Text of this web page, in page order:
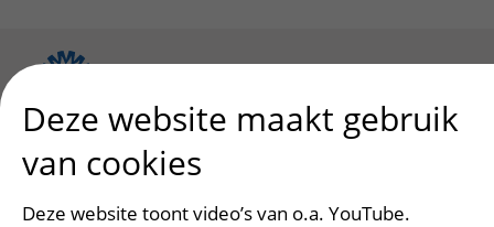
Patiënt en bezoek
Afspraak maken of wijzigen
Wijzigen patiëntgegevens
Deze website maakt gebruik
van cookies
Deze website toont video’s van o.a. YouTube.